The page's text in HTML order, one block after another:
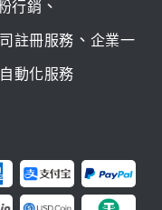
行銷 、
註冊服務 、 企業一
動化服務